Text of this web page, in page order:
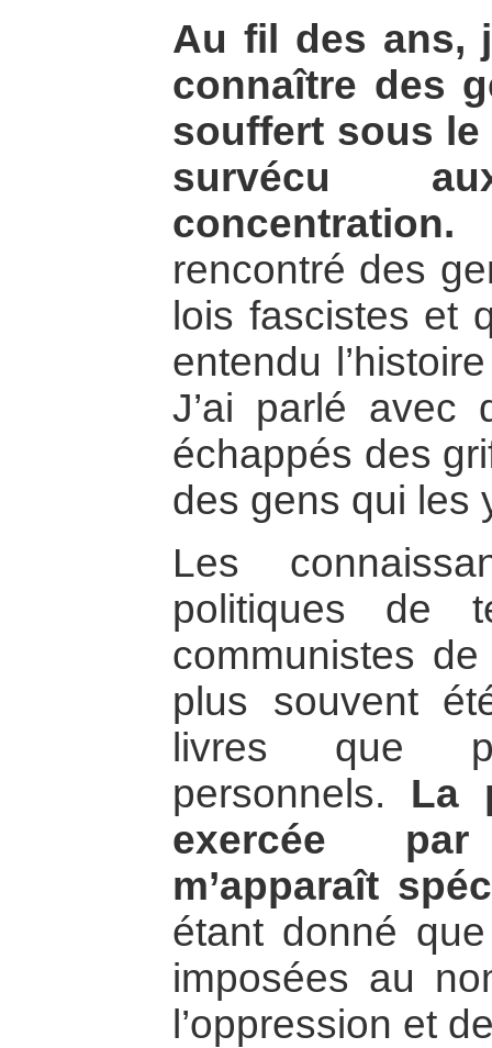
Au fil des ans,
connaître des
souffert sous
survécu
concentration.
rencontré des
lois fascistes et
entendu
J’ai parlé avec
échappés des
des gens qui les
Les
politiques de
communistes
plus souvent
livres que
personnels. La
exercée
m’apparaît
étant donné
imposées au
l’oppression et